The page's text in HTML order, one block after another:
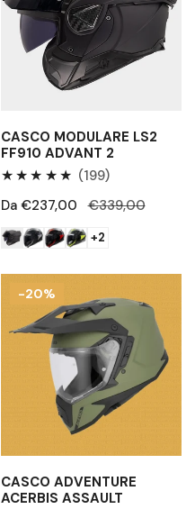
FF910
Advant
CASCO MODULARE LS2
FF910 ADVANT 2
(199)199
Recensioni
Prezzo
di
vendita
Da €237,00
Prezzo
regolare
€339,00
+2
adventure
Acerbis
-20%
CASCO ADVENTURE
ACERBIS ASSAULT